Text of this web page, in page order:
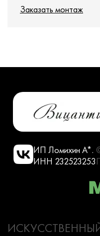
Заказать монтаж
ИП Ломихин А*.
ИНН 232523253